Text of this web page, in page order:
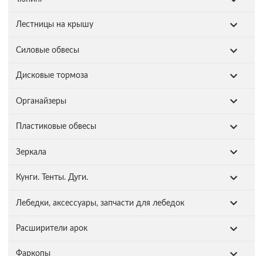
Лестницы на крышу
Силовые обвесы
Дисковые тормоза
Органайзеры
Пластиковые обвесы
Зеркала
Кунги. Тенты. Дуги.
Лебедки, аксессуары, запчасти для лебедок
Расширители арок
Фаркопы